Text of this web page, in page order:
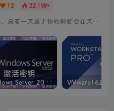
12
32.1W+
请对梦想充满信心，总有一天属于你的彩虹会在天空微笑
Windows Server 2022激活密钥 2024 5月更新